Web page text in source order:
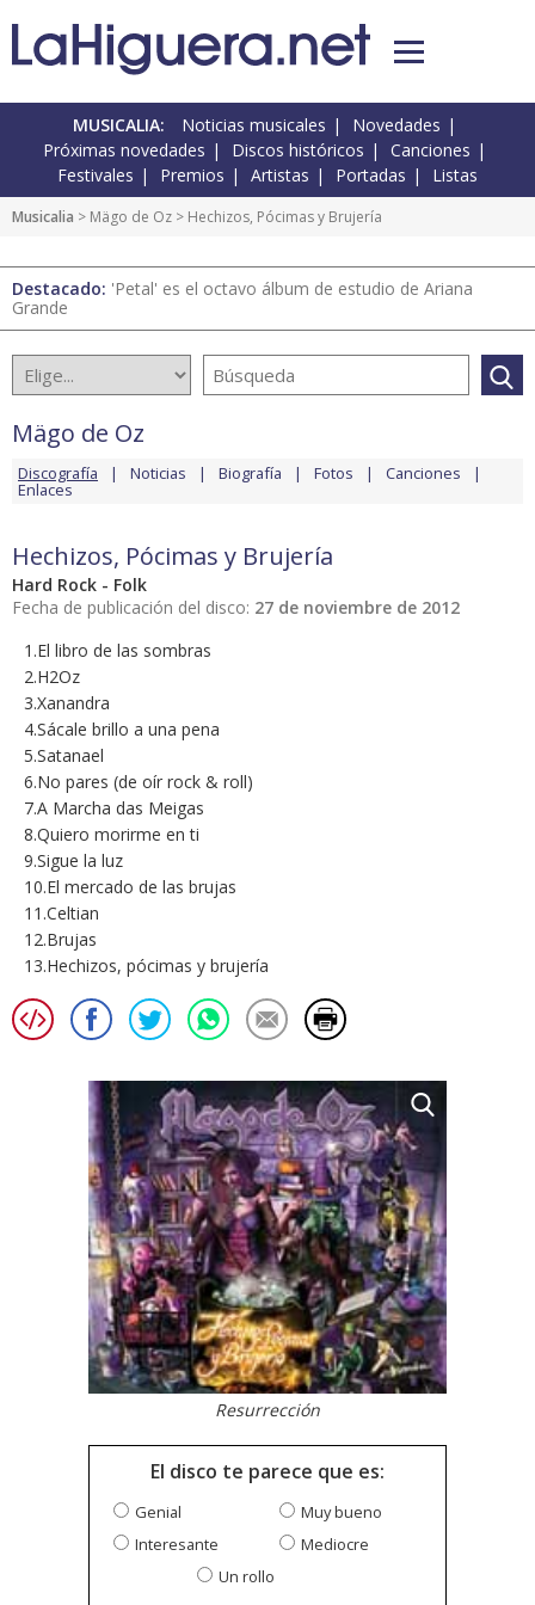
MUSICALIA: Noticias musicales
Novedades
Próximas novedades
Discos históricos
Canciones
Festivales
Premios Artistas Portadas Listas
Musicalia > Mägo de Oz > Hechizos, Pócimas y Brujería
Destacado: 'Petal' es el octavo álbum de estudio de Ariana
Grande
Mägo de Oz
Discografía Noticias Biografía Fotos Canciones
Enlaces
Hechizos, Pócimas y Brujería
Hard Rock - Folk
Fecha de publicación del disco: 27 de noviembre de 2012
1.El libro de las sombras
2.H2Oz
3.Xanandra
4.Sácale brillo a una pena
5.Satanael
6.No pares (de oír rock & roll)
7.A Marcha das Meigas
8.Quiero morirme en ti
9.Sigue la luz
10.El mercado de las brujas
11.Celtian
12.Brujas
13.Hechizos, pócimas y brujería
Resurrección
El disco te parece que es:
Genial
Muy bueno
Interesante
Mediocre
Un rollo